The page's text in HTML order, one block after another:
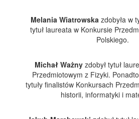
Melania Wiatrowska zdobyła w
tytuł laureata w Konkursie
Polskiego.
Michał Ważny zdobył tytuł
Przedmiotowym z Fizyki.
tytuły finalistów Konkursach
historii, informatyki i